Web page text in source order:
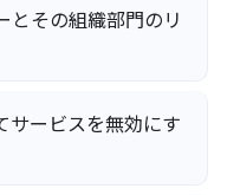
とその組織部門のリ
サービスを無効にす